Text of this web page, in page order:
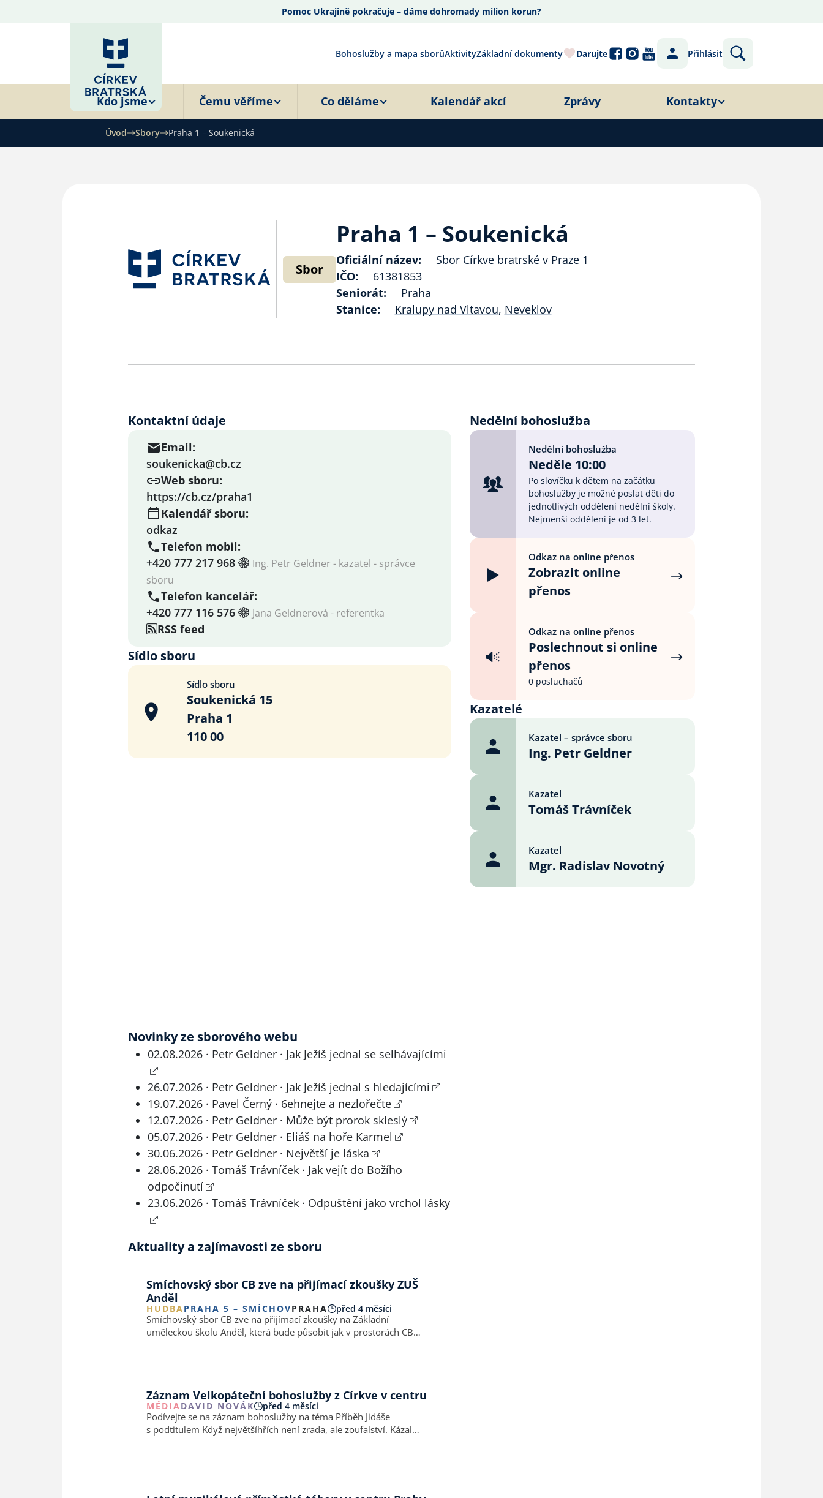
Pomoc Ukrajině pokračuje – dáme dohromady milion korun?
Bohoslužby a mapa sborůAktivityZákladní dokumenty Darujte Přihlásit
Kdo jsme Čemu věříme Co děláme Kalendář akcí Zprávy Kontakty
Úvod Sbory Praha 1 – Soukenická
Sbor
Praha 1 – Soukenická
Oficiální název:
Sbor Církve bratrské v Praze 1
IČO:
61381853
Seniorát:
Praha
Stanice:
Kralupy nad Vltavou, Neveklov
Kontaktní údaje
Email:
soukenicka@cb.cz
Web sboru:
https://cb.cz/praha1
Kalendář sboru:
odkaz
Telefon mobil:
+420 777 217 968
Ing. Petr Geldner - kazatel - správce
sboru
Telefon kancelář:
+420 777 116 576
Jana Geldnerová - referentka
RSS feed
Sídlo sboru
Sídlo sboru
Soukenická 15
Praha 1
110 00
Novinky ze sborového webu
02.08.2026 · Petr Geldner · Jak Ježíš jednal se selhávajícími
26.07.2026 · Petr Geldner · Jak Ježíš jednal s hledajícími
19.07.2026 · Pavel Černý · 6ehnejte a nezlořečte
12.07.2026 · Petr Geldner · Může být prorok skleslý
05.07.2026 · Petr Geldner · Eliáš na hoře Karmel
30.06.2026 · Petr Geldner · Největší je láska
28.06.2026 · Tomáš Trávníček · Jak vejít do Božího
odpočinutí
23.06.2026 · Tomáš Trávníček · Odpuštění jako vrchol lásky
Aktuality a zajímavosti ze sboru
Smíchovský sbor CB zve na přijímací zkoušky ZUŠ
Anděl
HUDBAPRAHA 5 – SMÍCHOVPRAHA před 4 měsíci
Smíchovský sbor CB zve na přijímací zkoušky na Základní
uměleckou školu Anděl, která bude působit jak v prostorách CB
Záznam Velkopáteční bohoslužby z Církve v centru
MÉDIADAVID NOVÁK před 4 měsíci
Podívejte se na záznam bohoslužby na téma Příběh Jidáše
s podtitulem Když největšíhřích není zrada, ale zoufalství. Kázal
Nedělní bohoslužba
Nedělní bohoslužba
Neděle 10:00
Po slovíčku k dětem na začátku
bohoslužby je možné poslat děti do
jednotlivých oddělení nedělní školy.
Nejmenší oddělení je od 3 let.
Odkaz na online přenos
Zobrazit online
přenos
Odkaz na online přenos
Poslechnout si online
přenos
0 posluchačů
Kazatelé
Kazatel – správce sboru
Ing. Petr Geldner
Kazatel
Tomáš Trávníček
Kazatel
Mgr. Radislav Novotný